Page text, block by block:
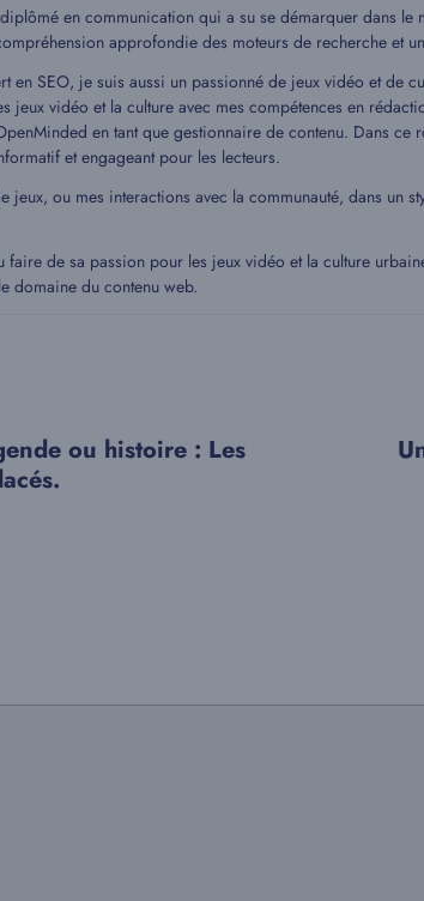
en communication qui a su se démarquer dans
approfondie des moteurs de recherche et
en SEO, je suis aussi un passionné de jeux vidéo et
jeux vidéo et la culture avec mes compétences en
en tant que gestionnaire de contenu. Dans
et engageant pour les lecteurs.
ou mes interactions avec la communauté, dans un
faire de sa passion pour les jeux vidéo et la culture
domaine du contenu web.
ou histoire : Les